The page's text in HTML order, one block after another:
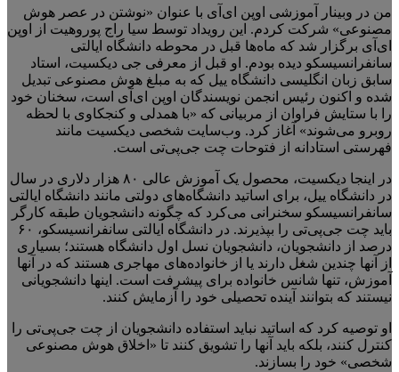
من در وبینار آموزشی اوپن ای‌آی با عنوان «نوشتن در عصر هوش
مصنوعی» شرکت کردم. این رویداد توسط سیا راج پوروهیت از اوپن
ای‌آی برگزار شد که ماه‌ها قبل در محوطه دانشگاه ایالتی
سانفرانسیسکو دیده بودم. او قبل از معرفی جی دیکسیت، استاد
سابق زبان انگلیسی دانشگاه ییل که به مبلغ هوش مصنوعی تبدیل
شده و اکنون رئیس انجمن نویسندگان اوپن ای‌آی است، سخنان خود
را با ستایش فراوان از مربیانی که «با همدلی و کنجکاوی با لحظه
روبرو می‌شوند» آغاز کرد. وب‌سایت شخصی دیکسیت مانند
فهرستی استادانه از فتوحات چت جی‌پی‌تی است.
در اینجا دیکسیت، محصول یک آموزش عالی ۸۰ هزار دلاری در سال
در دانشگاه ییل، برای اساتید دانشگاه‌های دولتی مانند دانشگاه ایالتی
سانفرانسیسکو سخنرانی می‌کرد که چگونه دانشجویان طبقه کارگر
باید چت جی‌پی‌تی را بپذیرند. در دانشگاه ایالتی سانفرانسیسکو، ۶۰
درصد از دانشجویان، دانشجویان نسل اول دانشگاه هستند؛ بسیاری
از آنها چندین شغل دارند یا از خانواده‌های مهاجری هستند که در آنها
آموزش، تنها شانس خانواده برای پیشرفت است. اینها دانشجویانی
نیستند که بتوانند آینده تحصیلی خود را آزمایش کنند.
او توصیه کرد که اساتید نباید استفاده دانشجویان از چت جی‌پی‌تی را
کنترل کنند، بلکه باید آنها را تشویق کنند تا «اخلاق هوش مصنوعی
شخصی» خود را بسازند.